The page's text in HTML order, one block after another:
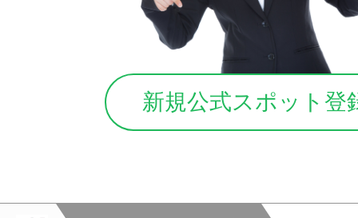
新規公式スポット登